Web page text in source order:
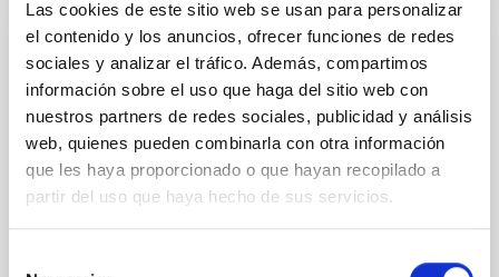
Las cookies de este sitio web se usan para personalizar
el contenido y los anuncios, ofrecer funciones de redes
sociales y analizar el tráfico. Además, compartimos
información sobre el uso que haga del sitio web con
nuestros partners de redes sociales, publicidad y análisis
web, quienes pueden combinarla con otra información
que les haya proporcionado o que hayan recopilado a
partir del uso que haya hecho de sus servicios.
PUBLICACIÓN
Steps toward determination of the size
and structure of the broad-line region in
active galactic nuclei. 5: Variability of the
ultraviolet continuum and emission lines of
NGC 3783
We report on the results of intensive ultraviolet